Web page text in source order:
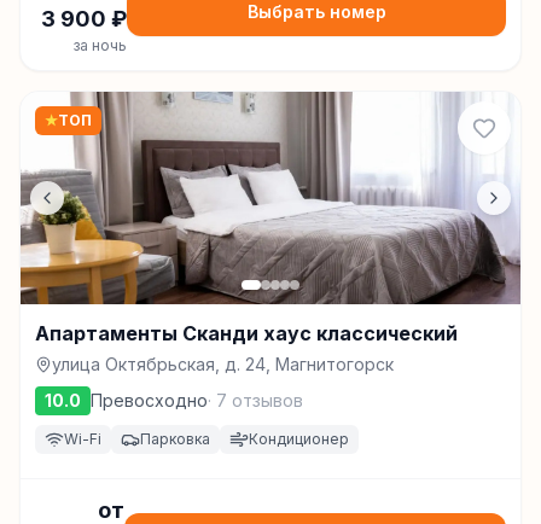
3 900 ₽
за ночь
Выбрать номер
★ТОП
Апартаменты Сканди хаус классический
улица Октябрьская, д. 24, Магнитогорск
10.0 Превосходно· 7 отзывов
Wi-Fi Парковка Кондиционер
от